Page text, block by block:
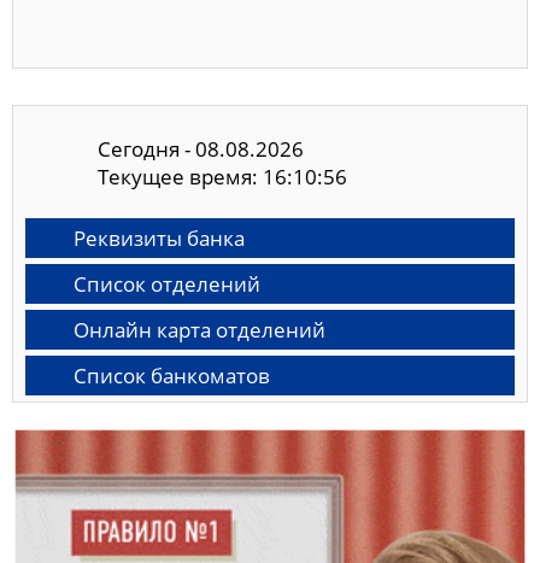
Сегодня - 08.08.2026
Текущее время: 16:10:57
Реквизиты банка
Список отделений
Онлайн карта отделений
Список банкоматов